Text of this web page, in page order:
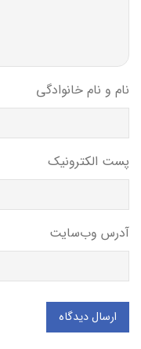
نام و نام خانوادگی
پست الکترونیک
آدرس وب‌سایت
ارسال دیدگاه